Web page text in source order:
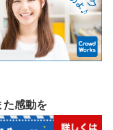
た感動を